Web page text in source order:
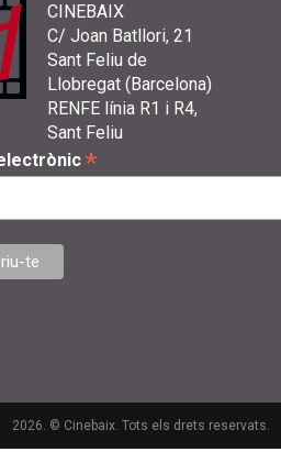
CINEBAIX
C/ Joan Batllori, 21
Sant Feliu de
Llobregat (Barcelona)
RENFE línia R1 i R4,
Sant Feliu
*
2026. © Cinebaix. Tots els drets reservats.